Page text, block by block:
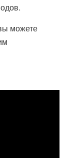
можете